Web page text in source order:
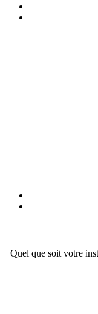
Quel que soit votre